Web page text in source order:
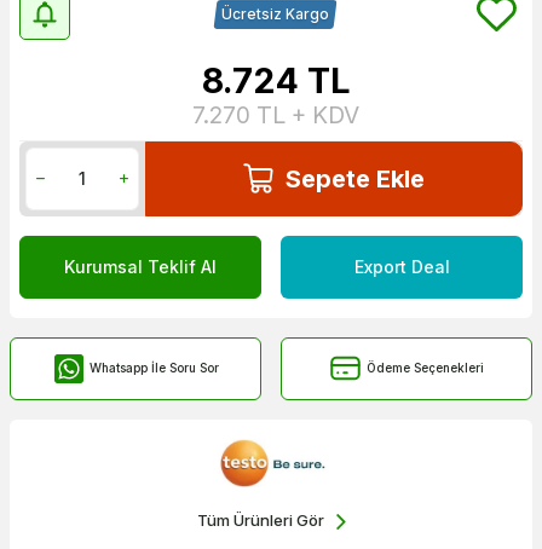
Ücretsiz Kargo
8.724 TL
7.270 TL + KDV
Sepete Ekle
Kurumsal Teklif Al Export Deal
Whatsapp İle Soru Sor Ödeme Seçenekleri
Tüm Ürünleri Gör